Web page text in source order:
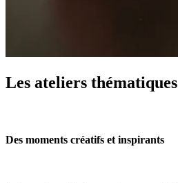
Les ateliers thématiques
Des moments créatifs et inspirants